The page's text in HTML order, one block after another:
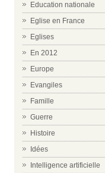
Education nationale
Eglise en France
Eglises
En 2012
Europe
Evangiles
Famille
Guerre
Histoire
Idées
Intelligence artificielle